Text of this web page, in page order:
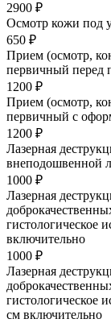
2900 ₽
Осмотр кожи под
650 ₽
Прием (осмотр,
первичный перед
1200 ₽
Прием (осмотр,
первичный с
1200 ₽
Лазерная
внеподошвенной
1000 ₽
Лазерная
гистологическое
включительно
1000 ₽
Лазерная
гистологическое
см включительно